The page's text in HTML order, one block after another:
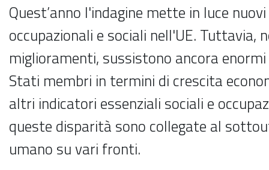
Quest’anno l'indagine mette in luce
occupazionali e sociali nell'UE. Tuttavia,
miglioramenti, sussistono ancora
Stati membri in termini di crescita
altri indicatori essenziali sociali e
queste disparità sono collegate al
umano su vari fronti.